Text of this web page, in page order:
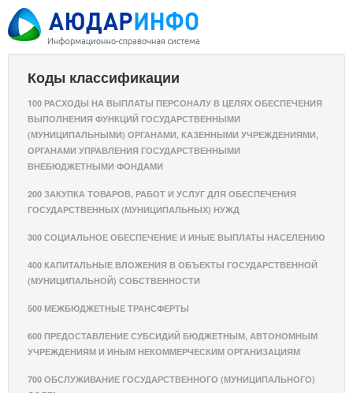
Коды классификации
100 РАСХОДЫ НА ВЫПЛАТЫ ПЕРСОНАЛУ В ЦЕЛЯХ ОБЕСПЕЧЕНИЯ
ВЫПОЛНЕНИЯ ФУНКЦИЙ ГОСУДАРСТВЕННЫМИ
(МУНИЦИПАЛЬНЫМИ) ОРГАНАМИ, КАЗЕННЫМИ УЧРЕЖДЕНИЯМИ,
ОРГАНАМИ УПРАВЛЕНИЯ ГОСУДАРСТВЕННЫМИ
ВНЕБЮДЖЕТНЫМИ ФОНДАМИ
200 ЗАКУПКА ТОВАРОВ, РАБОТ И УСЛУГ ДЛЯ ОБЕСПЕЧЕНИЯ
ГОСУДАРСТВЕННЫХ (МУНИЦИПАЛЬНЫХ) НУЖД
300 СОЦИАЛЬНОЕ ОБЕСПЕЧЕНИЕ И ИНЫЕ ВЫПЛАТЫ НАСЕЛЕНИЮ
400 КАПИТАЛЬНЫЕ ВЛОЖЕНИЯ В ОБЪЕКТЫ ГОСУДАРСТВЕННОЙ
(МУНИЦИПАЛЬНОЙ) СОБСТВЕННОСТИ
500 МЕЖБЮДЖЕТНЫЕ ТРАНСФЕРТЫ
600 ПРЕДОСТАВЛЕНИЕ СУБСИДИЙ БЮДЖЕТНЫМ, АВТОНОМНЫМ
УЧРЕЖДЕНИЯМ И ИНЫМ НЕКОММЕРЧЕСКИМ ОРГАНИЗАЦИЯМ
700 ОБСЛУЖИВАНИЕ ГОСУДАРСТВЕННОГО (МУНИЦИПАЛЬНОГО)